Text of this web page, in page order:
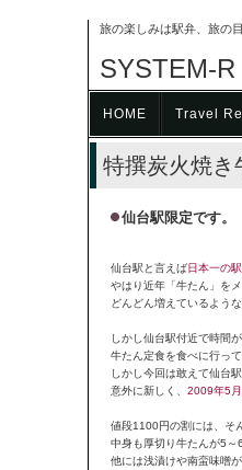
旅の楽しみは駅弁、旅の
SYSTEM-R
HOME Travel
特撰炭火焼き
仙台駅限定です。
仙台駅と言えば日本一の
やはり近年「牛たん」を
どんどん増えているよう
しかし仙台駅付近で時間
牛たん定食を食べに行っ
しかし今回は敢えて仙台
意外に新しく、 2009年5
値段1100円の割には、そ
中身も厚切り牛たんが5～
他には浅漬けや南蛮味噌